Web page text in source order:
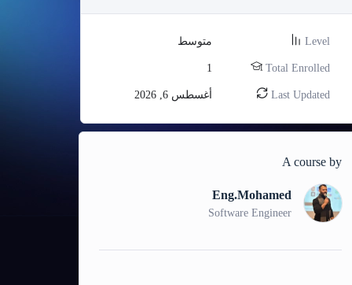
Level متوسط
Total Enrolled
1
Last Updated أغسطس 6, 2026
A course by
Eng.Mohamed
Software Engineer